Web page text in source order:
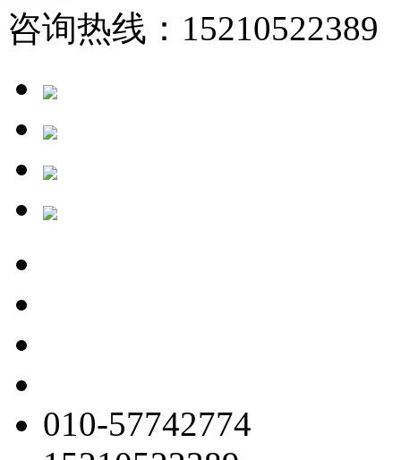
咨询热线：
010-57742774